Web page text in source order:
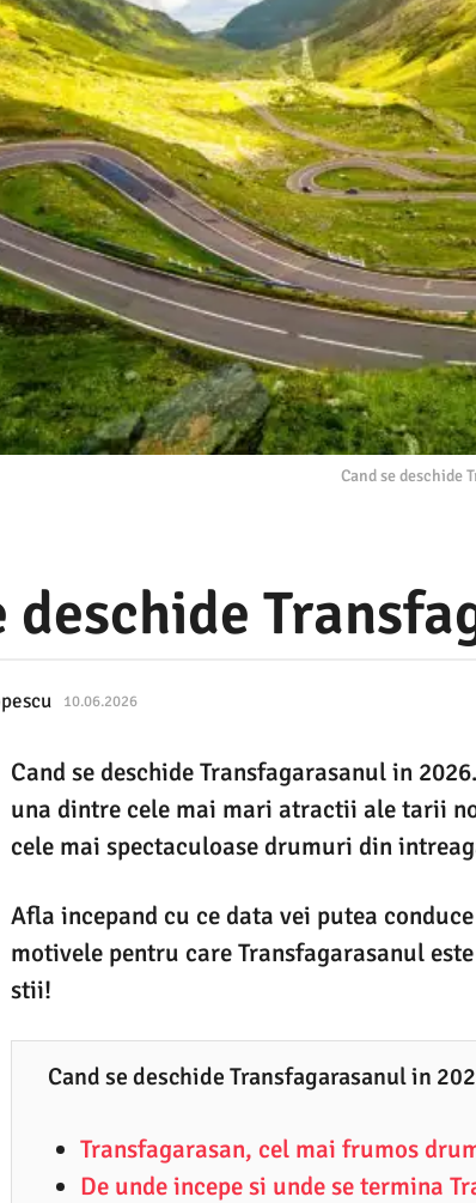
Cand se deschide
deschide
10.06.2026
0
.
2
0
Cand se deschide Transfagarasanul in
una dintre cele mai mari atractii ale tarii
cele mai spectaculoase drumuri din
Afla incepand cu ce data vei putea
motivele pentru care Transfagarasanul
stii!
Cand se deschide Transfagarasanul in
Transfagarasan, cel mai frumos
De unde incepe si unde se termina